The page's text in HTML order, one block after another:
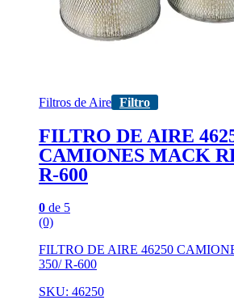
Filtros de Aire Filtro
FILTRO DE AIRE
CAMIONES MACK
R-600
0 de 5
(0)
FILTRO DE AIRE 46250
350/ R-600
SKU: 46250